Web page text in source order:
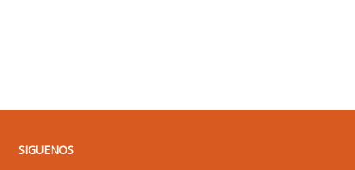
SIGUENOS